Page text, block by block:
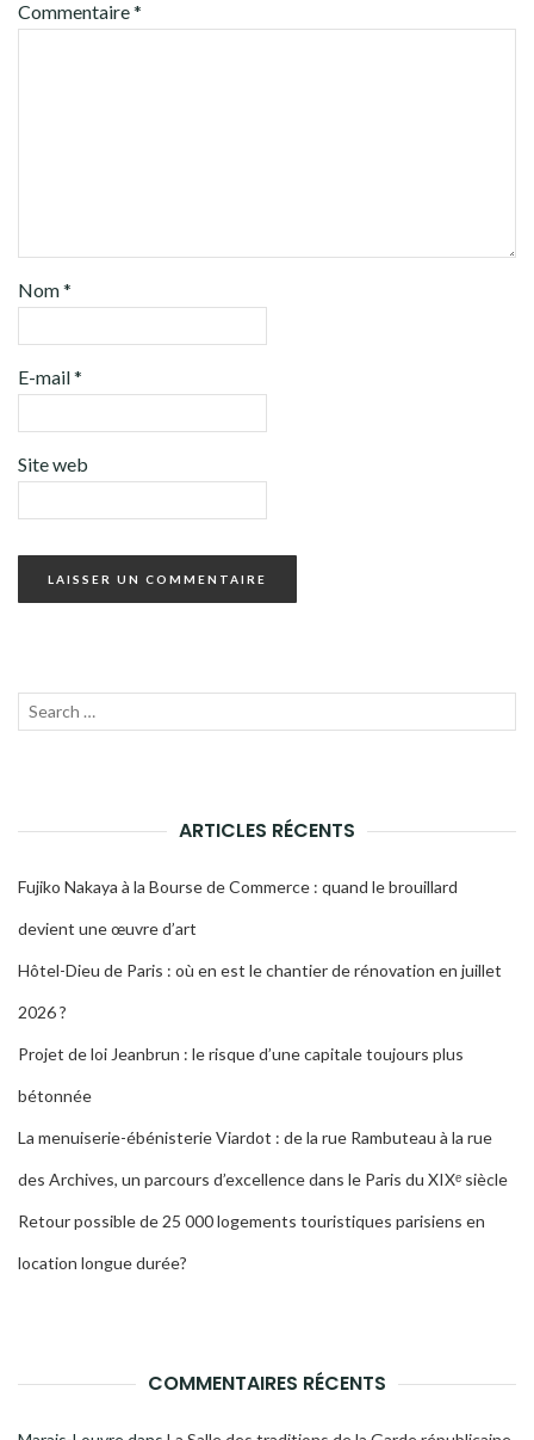
Commentaire*
Nom*
E-mail*
Site web
Recherche
ARTICLES RÉCENTS
Fujiko Nakaya à la Bourse de Commerce : quand le brouillard
devient une œuvre d’art
Hôtel-Dieu de Paris : où en est le chantier de rénovation en juillet
2026 ?
Projet de loi Jeanbrun : le risque d’une capitale toujours plus
bétonnée
La menuiserie-ébénisterie Viardot : de la rue Rambuteau à la rue
des Archives, un parcours d’excellence dans le Paris du XIXᵉ siècle
Retour possible de 25 000 logements touristiques parisiens en
location longue durée?
COMMENTAIRES RÉCENTS